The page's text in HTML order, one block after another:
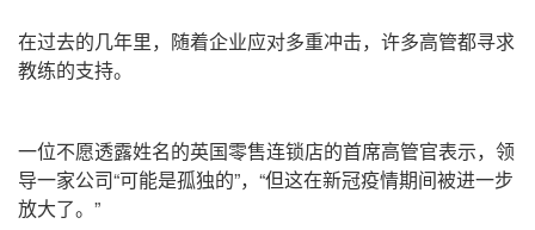
在过去的几年里，随着企业应对多重冲击，许多高管都寻求
教练的支持。
一位不愿透露姓名的英国零售连锁店的首席高管官表示，领
导一家公司“可能是孤独的”，“但这在新冠疫情期间被进一步
放大了。”